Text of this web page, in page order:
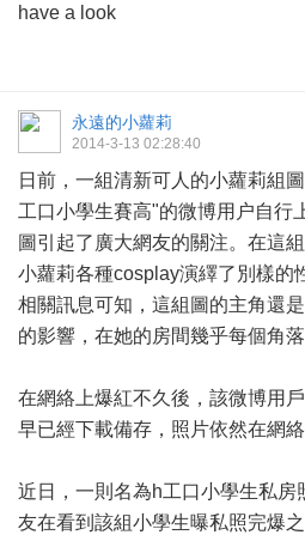
have a look
永遠的小蘿莉
2014-3-13 02:28:40
日前，一組清新可人的小蘿莉組
工口小學生賽高"的微博用户自行
圖引起了廣大網友的關注。在這
小蘿莉各種cosplay演繹了別樣的
相關訊息可知，這組圖的主角還
的影響，在她的房間幾乎每個角
在網絡上爆紅不久後，該微博用
早已經下載備存，照片依然在網絡
近日，一則名為h工口小學生私房
友在看到該組小學生曝私照完爆